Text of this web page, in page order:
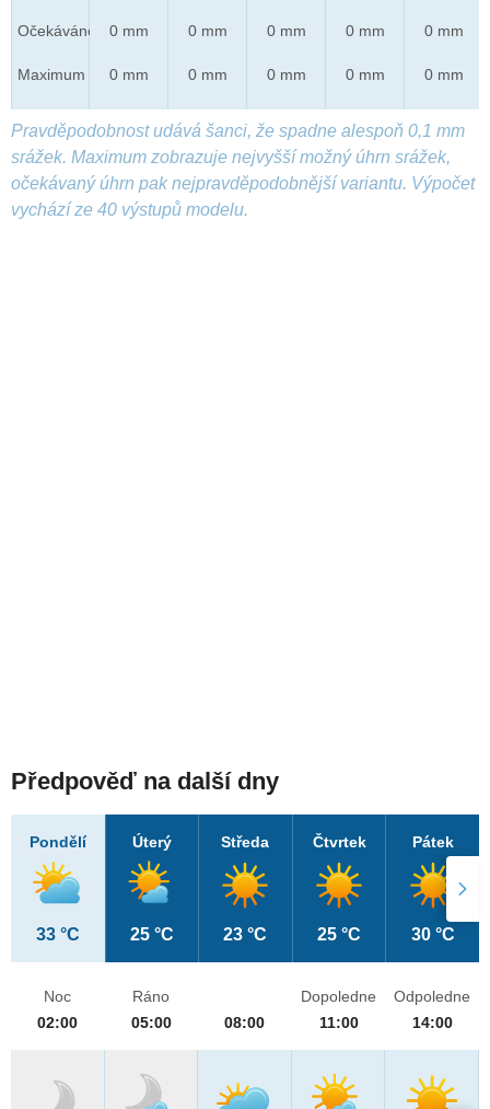
Očekáváno
Maximum
0 mm
0 mm
0 mm
0 mm
0 mm
0 mm
0 mm
0 mm
0 mm
0 mm
Pravděpodobnost udává šanci, že spadne alespoň 0,1 mm
srážek. Maximum zobrazuje nejvyšší možný úhrn srážek,
očekávaný úhrn pak nejpravděpodobnější variantu. Výpočet
vychází ze 40 výstupů modelu.
Předpověď na další dny
Pondělí
33 °C
Úterý
25 °C
Středa
23 °C
Čtvrtek
25 °C
Pátek
30 °C
Noc
02:00
Ráno
05:00
08:00
Dopoledne
11:00
Odpoledne
14:00